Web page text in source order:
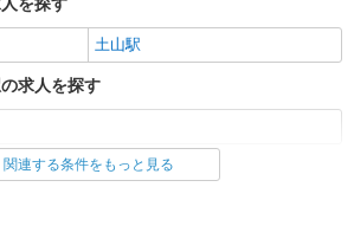
土山駅
求人を探す
駅の求人を探す
関連する条件をもっと見る